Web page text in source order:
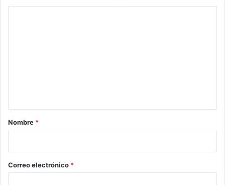
r
*
Nombre *
Correo electrónico *